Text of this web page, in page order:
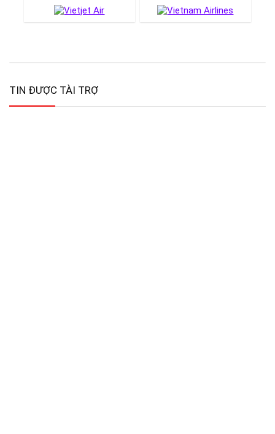
TIN ĐƯỢC TÀI TRỢ